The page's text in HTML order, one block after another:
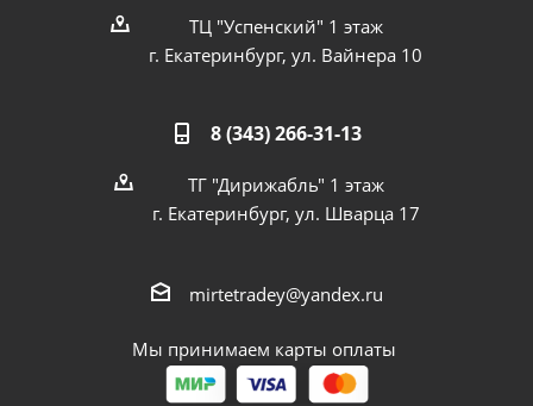
ТЦ "Успенский" 1 этаж
г. Екатеринбург, ул. Вайнера 10
8 (343) 266-31-13
ТГ "Дирижабль" 1 этаж
г. Екатеринбург, ул. Шварца 17
mirtetradey@yandex.ru
Мы принимаем карты оплаты